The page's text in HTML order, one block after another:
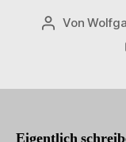
Beitragsautor
Von
Eigentlich